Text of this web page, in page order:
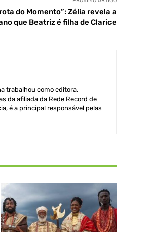
do Momento”: Zélia revela a
que Beatriz é filha de Clarice
trabalhou como editora,
da afiliada da Rede Record de
é a principal responsável pelas